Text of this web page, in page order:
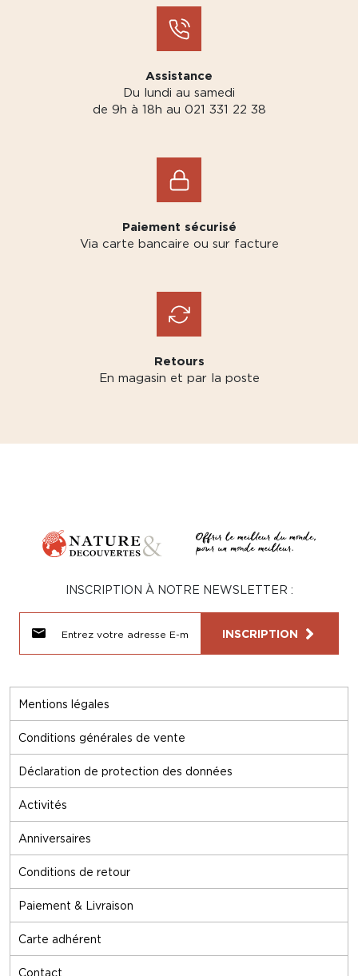
Assistance
Du lundi au samedi
de 9h à 18h au 021 331 22 38
Paiement sécurisé
Via carte bancaire ou sur facture
Retours
En magasin et par la poste
Mentions légales
Conditions générales de vente
Déclaration de protection des données
Activités
Anniversaires
Conditions de retour
Paiement & Livraison
Carte adhérent
Contact
INSCRIPTION À NOTRE NEWSLETTER :
INSCRIPTION